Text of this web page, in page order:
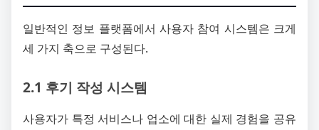
일반적인 정보 플랫폼에서 사용자 참여 시스템은 크게
세 가지 축으로 구성된다.
2.1 후기 작성 시스템
사용자가 특정 서비스나 업소에 대한 실제 경험을 공유